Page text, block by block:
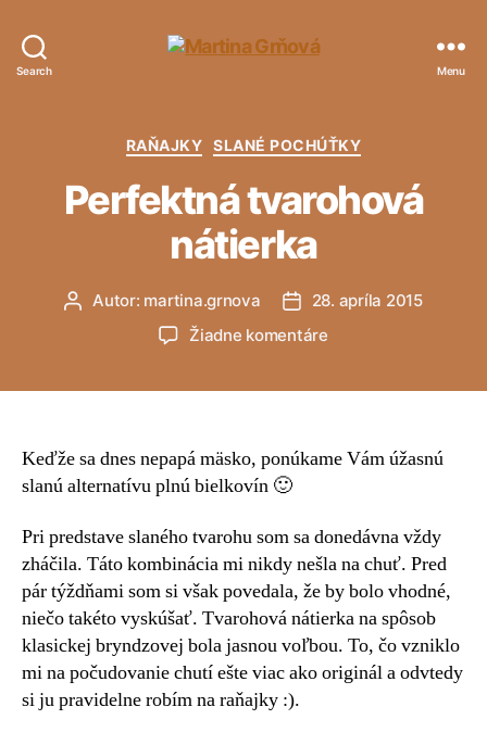
Search Menu
Kategórie
RAŇAJKY SLANÉ POCHÚŤKY
Perfektná tvarohová
nátierka
AutorAutor: martina.grnova
Dátum
článku
28. apríla 2015
Žiadne komentárena
Keďže sa dnes nepapá mäsko, ponúkame Vám úžasnú
slanú alternatívu plnú bielkovín 🙂
Pri predstave slaného tvarohu som sa donedávna vždy
zháčila. Táto kombinácia mi nikdy nešla na chuť. Pred
pár týždňami som si však povedala, že by bolo vhodné,
niečo takéto vyskúšať. Tvarohová nátierka na spôsob
klasickej bryndzovej bola jasnou voľbou. To, čo vzniklo
mi na počudovanie chutí ešte viac ako originál a odvtedy
si ju pravidelne robím na raňajky :).